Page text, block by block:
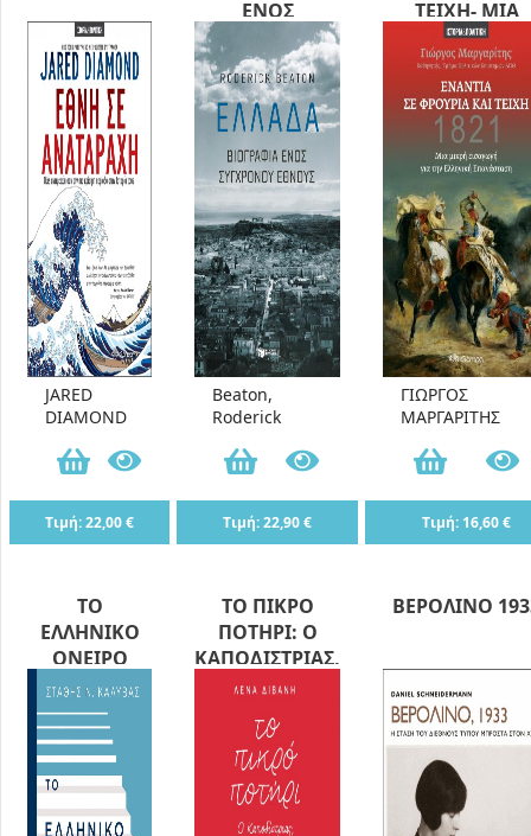
JARED
DIAMOND
Τιμή: 22,00 €
ΕΝΟΣ
ΣΥΓΧΡΟΝΟΥ
ΕΘΝΟΥΣ
Beaton,
Roderick
Τιμή: 22,90 €
ΤΕΙΧΗ- ΜΙΑ
ΜΙΚΡΗ
ΓΙΑ ΤΗΝ
ΕΛΛΗΝΙΚΗ
ΕΠΑΝΑΣΤΑΣΗ
ΓΙΩΡΓΟΣ
ΜΑΡΓΑΡΙΤΗΣ
Τιμή: 16,60 €
ΤΟ
ΕΛΛΗΝΙΚΟ
ΟΝΕΙΡΟ
ΤΟ ΠΙΚΡΟ
ΠΟΤΗΡΙ: Ο
ΚΑΠΟΔΙΣΤΡΙΑΣ,
Η ΡΩΞΑΝΔΡΑ,
ΒΕΡΟΛΙΝΟ